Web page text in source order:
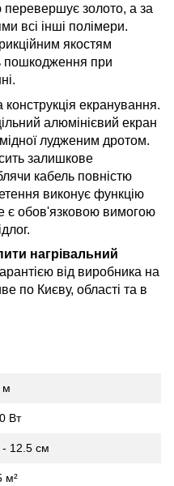
перевершує золото, а за
всі інші полімери.
якостям
пошкодження при
екранування.
алюмінієвий екран
лудженим дротом.
залишкове
кабель повністю
виконує функцію
є обов'язковою вимогою
нагрівальний
від виробника на
по Києву, області та в
м
Вт
- 12.5 см
м²